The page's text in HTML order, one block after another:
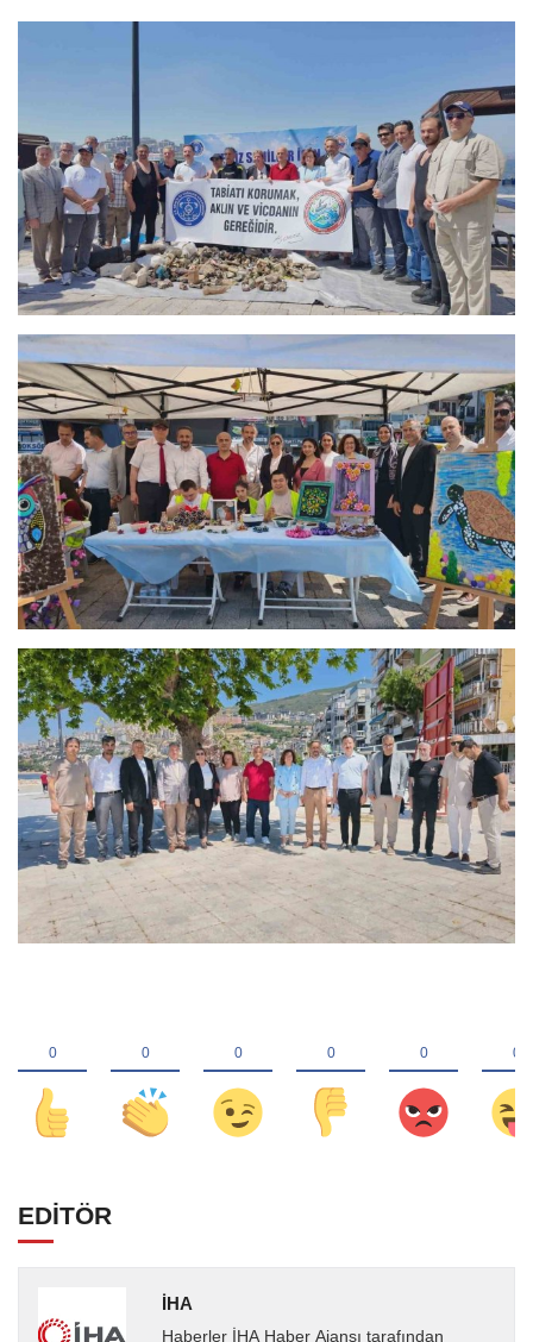
EDİTÖR
İHA
Haberler İHA Haber Ajansı tarafından